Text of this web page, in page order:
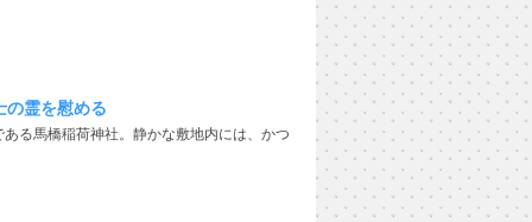
の霊を慰める
る馬橋稲荷神社。静かな敷地内には、かつ